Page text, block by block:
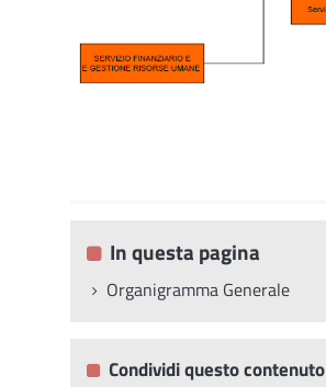
In questa pagina
Organigramma Generale
Condividi questo contenuto